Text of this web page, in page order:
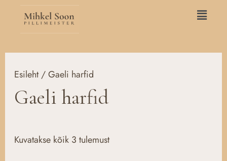
Main
Esileht/ Gaeli harfid
Gaeli harfid
Kuvatakse kõik 3 tulemust